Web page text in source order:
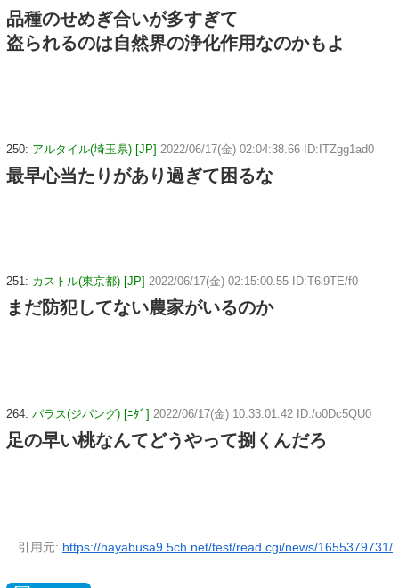
品種のせめぎ合いが多すぎて
盗られるのは自然界の浄化作用なのかもよ
250: アルタイル(埼玉県) [JP] 2022/06/17(金) 02:04:38.66 ID:ITZgg1ad0
最早心当たりがあり過ぎて困るな
251: カストル(東京都) [JP] 2022/06/17(金) 02:15:00.55 ID:T6l9TE/f0
まだ防犯してない農家がいるのか
264: パラス(ジパング) [ﾆﾀﾞ] 2022/06/17(金) 10:33:01.42 ID:/o0Dc5QU0
足の早い桃なんてどうやって捌くんだろ
引用元: https://hayabusa9.5ch.net/test/read.cgi/news/1655379731/